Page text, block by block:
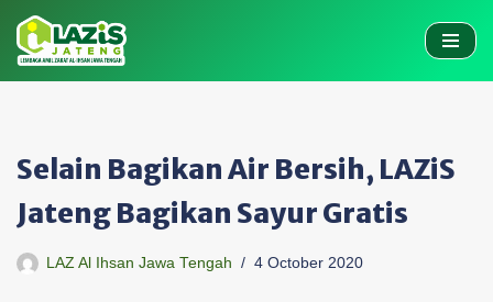
Skip
to
Selain Bagikan Air Bersih, LAZiS
Jateng Bagikan Sayur Gratis
LAZ Al Ihsan Jawa Tengah 4 October 2020